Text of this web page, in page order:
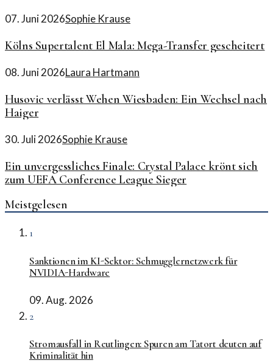
07. Juni 2026Sophie Krause
Kölns Supertalent El Mala: Mega-Transfer gescheitert
08. Juni 2026Laura Hartmann
Husovic verlässt Wehen Wiesbaden: Ein Wechsel nach
Haiger
30. Juli 2026Sophie Krause
Ein unvergessliches Finale: Crystal Palace krönt sich
zum UEFA Conference League Sieger
Meistgelesen
1
Sanktionen im KI-Sektor: Schmugglernetzwerk für
NVIDIA-Hardware
09. Aug. 2026
2
Stromausfall in Reutlingen: Spuren am Tatort deuten auf
Kriminalität hin